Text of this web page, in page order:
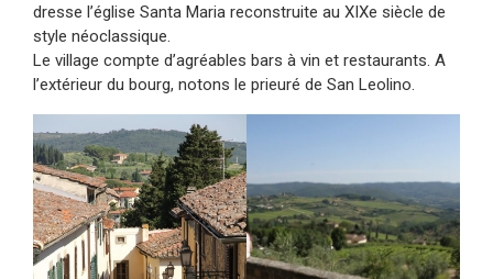
dresse l’église Santa Maria reconstruite au XIXe siècle de
style néoclassique.
Le village compte d’agréables bars à vin et restaurants. A
l’extérieur du bourg, notons le prieuré de San Leolino.